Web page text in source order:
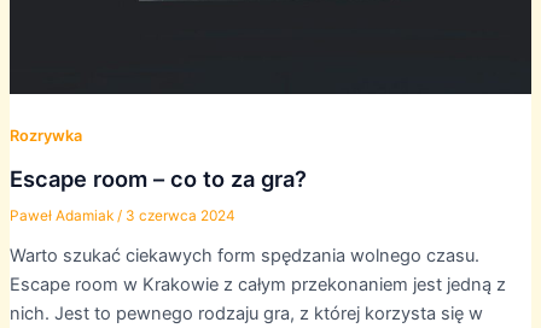
Rozrywka
Escape room – co to za gra?
Paweł Adamiak / 3 czerwca 2024
Warto szukać ciekawych form spędzania wolnego czasu.
Escape room w Krakowie z całym przekonaniem jest jedną z
nich. Jest to pewnego rodzaju gra, z której korzysta się w